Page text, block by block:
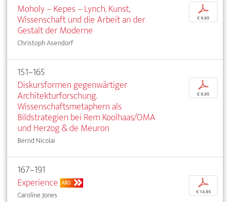
Moholy – Kepes – Lynch. Kunst,
Wissenschaft und die Arbeit an der
Gestalt der Moderne
Christoph Asendorf
p
€ 9,95
151–165
Diskursformen gegenwärtiger
Architekturforschung.
Wissenschaftsmetaphern als
Bildstrategien bei Rem Koolhaas/OMA
und Herzog & de Meuron
Bernd Nicolai
p
€ 9,95
167–191
Experience ABO
Caroline Jones
p
€ 14,95